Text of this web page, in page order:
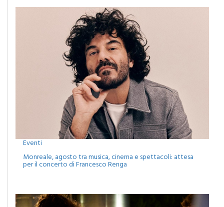
Eventi
Monreale, agosto tra musica, cinema e spettacoli: attesa
per il concerto di Francesco Renga